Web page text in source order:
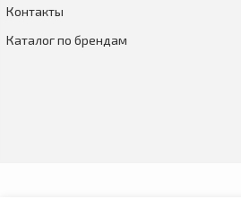
Контакты
Каталог по брендам